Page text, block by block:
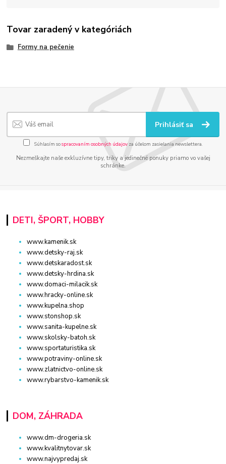
Tovar zaradený v kategóriách
Formy na pečenie
Prihlásiť sa
Súhlasím sospracovaním osobných údajov za účelom zasielania newslettera.
Nezmeškajte naše exkluzívne tipy, triky a jedinečné ponuky priamo vo vašej
schránke.
DETI, ŠPORT, HOBBY
www.kamenik.sk
www.detsky-raj.sk
www.detskaradost.sk
www.detsky-hrdina.sk
www.domaci-milacik.sk
www.hracky-online.sk
www.kupelna.shop
www.stonshop.sk
www.sanita-kupelne.sk
www.skolsky-batoh.sk
www.sportaturistika.sk
www.potraviny-online.sk
www.zlatnictvo-online.sk
www.rybarstvo-kamenik.sk
DOM, ZÁHRADA
www.dm-drogeria.sk
www.kvalitnytovar.sk
www.najvypredaj.sk